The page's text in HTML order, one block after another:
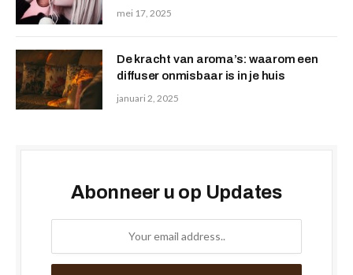
mei 17, 2025
De kracht van aroma’s: waarom een
diffuser onmisbaar is in je huis
januari 2, 2025
Abonneer u op Updates